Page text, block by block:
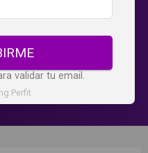
validar tu email.
Perfit